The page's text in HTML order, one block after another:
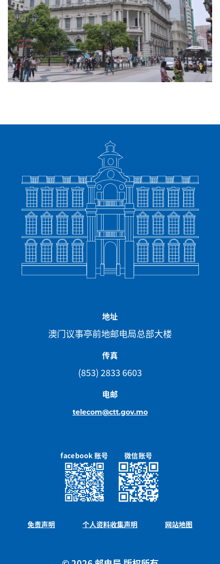
地址
澳门议事亭前地邮电局总部大楼
传真
(853) 2833 6603
电邮
telecom@ctt.gov.mo
facebook 账号 微信账号
免责声明 个人资料收集声明 网站地图